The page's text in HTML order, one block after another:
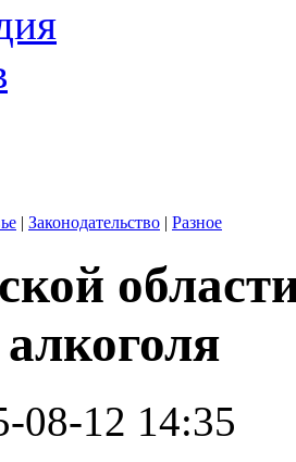
| Законодательство | Разное
08-12 14:35